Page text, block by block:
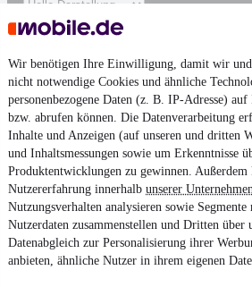
Wir benötigen Ihre Einwilligung, damit wir und
nicht notwendige Cookies und ähnliche
personenbezogene Daten (z. B. IP-Adresse)
bzw. abrufen können. Die Datenverarbeitung
Inhalte und Anzeigen (auf unseren und dritten
und Inhaltsmessungen sowie um Erkenntnisse
Produktentwicklungen zu gewinnen.
Nutzererfahrung innerhalb unserer
Nutzungsverhalten analysieren sowie
Nutzerdaten zusammenstellen und Dritten über
Datenabgleich zur Personalisierung ihrer
anbieten, ähnliche Nutzer in ihrem eigenen